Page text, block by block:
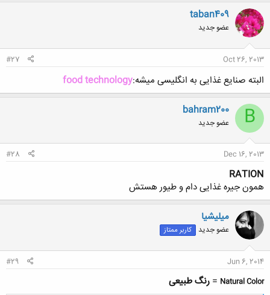
taban409
عضو جدید
Oct 26, 2013
#27
البته صنایع غذایی به انگلیسی میشه:food technology
B
bahram200
عضو جدید
Dec 16, 2013
#28
RATION
همون جیره غذایی دام و طیور هستش
میلیشیا
عضو جدید کاربر ممتاز
Jun 6, 2014
#29
Natural Color
= رنگ طبیعی